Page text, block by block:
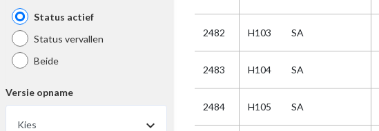
Status actief
Status vervallen
Beide
Versie opname
Kies
2482 H103 SA
2483 H104 SA
2484 H105 SA